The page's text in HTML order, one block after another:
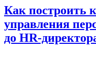
Как построить
управления
до HR-